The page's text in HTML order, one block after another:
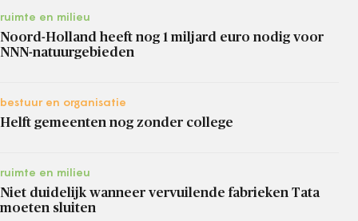
ruimte en milieu
Noord-Holland heeft nog 1 miljard euro nodig voor
NNN-natuurgebieden
bestuur en organisatie
Helft gemeenten nog zonder college
ruimte en milieu
Niet duidelijk wanneer vervuilende fabrieken Tata
moeten sluiten